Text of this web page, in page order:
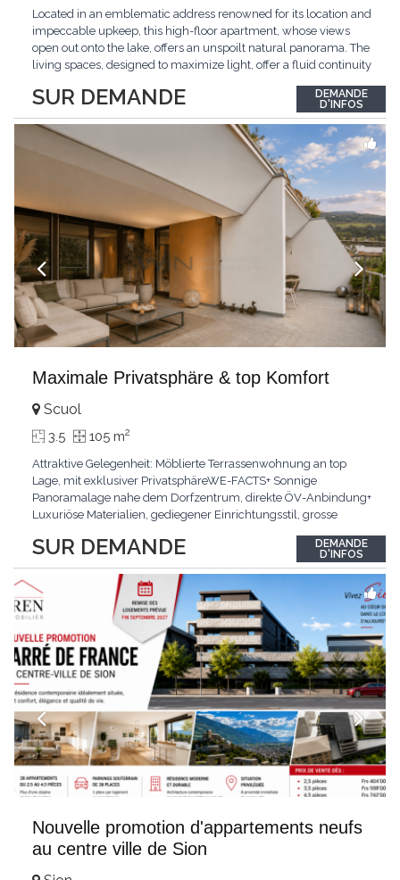
SUR DEMANDE
Located in an emblematic address renowned for its location and
impeccable upkeep, this high-floor apartment, whose views
open out onto the lake, offers an unspoilt natural panorama. The
living spaces, designed to maximize light, offer a fluid continuity
comprises two bedrooms, each with its own bathroom,
guaranteeing comfort and privacy. Private...
DEMANDE
D'INFOS
Maximale Privatsphäre & top Komfort
SUR DEMANDE
Scuol
3.5 105 m2
Attraktive Gelegenheit: Möblierte Terrassenwohnung an top
Lage, mit exklusiver PrivatsphäreWE-FACTS+ Sonnige
Panoramalage nahe dem Dorfzentrum, direkte ÖV-Anbindung+
Luxuriöse Materialien, gediegener Einrichtungsstil, grosse
gemeinschaftliche WaschküchePasst für:Geniesser von
Weitblick und gehobenem WohnkomfortDie Wohnung wird
hochwertig
DEMANDE
D'INFOS
Nouvelle promotion d'appartements neufs
au centre ville de Sion